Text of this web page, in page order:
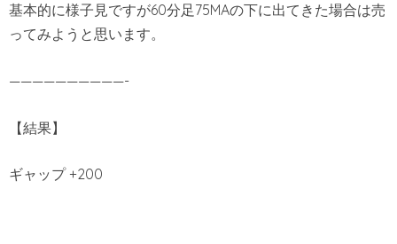
基本的に様子見ですが60分足75MAの下に出てきた場合は売
ってみようと思います。
——————————-
【結果】
ギャップ +200